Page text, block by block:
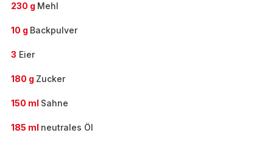
230 g Mehl
10 g Backpulver
3 Eier
180 g Zucker
150 ml Sahne
185 ml neutrales Öl